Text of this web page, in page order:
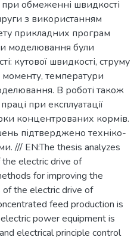
обмеженні швидкості
з використанням
прикладних програм
моделювання були
кутової швидкості, струму
моменту, температури
В роботі також
при експлуатації
концентрованих кормів.
підтверджено техніко-
/// EN:The thesis analyzes
electric drive of
for improving the
of the electric drive of
feed production is
power equipment is
electrical principle control